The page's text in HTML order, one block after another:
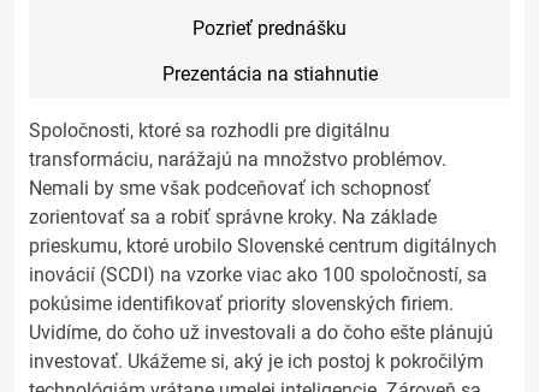
Pozrieť prednášku
Prezentácia na stiahnutie
Spoločnosti, ktoré sa rozhodli pre digitálnu
transformáciu, narážajú na množstvo problémov.
Nemali by sme však podceňovať ich schopnosť
zorientovať sa a robiť správne kroky. Na základe
prieskumu, ktoré urobilo Slovenské centrum digitálnych
inovácií (SCDI) na vzorke viac ako 100 spoločností, sa
pokúsime identifikovať priority slovenských firiem.
Uvidíme, do čoho už investovali a do čoho ešte plánujú
investovať. Ukážeme si, aký je ich postoj k pokročilým